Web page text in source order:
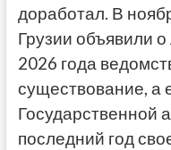
доработал. В
Грузии объявили
2026 года
существование, а
Государственной
последний год